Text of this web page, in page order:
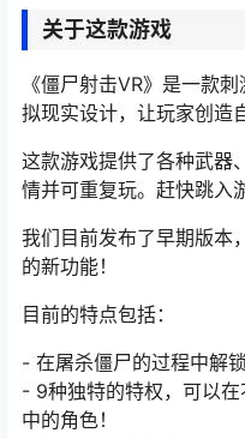
关于这款游戏
《僵尸射击VR》是一款
拟现实设计，让玩家创造
这款游戏提供了各种武器
情并可重复玩。赶快跳入
我们目前发布了早期版本
的新功能！
目前的特点包括：
- 在屠杀僵尸的过程中解锁
- 9种独特的特权，可以
中的角色！